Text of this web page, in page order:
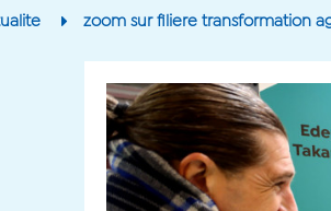
zoom sur filiere transformation